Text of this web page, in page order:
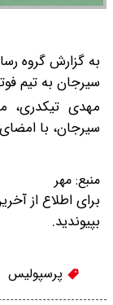
به گزارش گروه
سیرجان به تیم
سیرجان، با
منبع: مهر
برای اطلاع از
بپیوندید.
پرسپولیس